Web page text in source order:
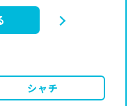
シャチ